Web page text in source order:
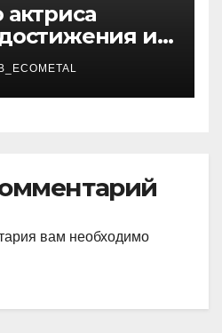
и
факты
вам необходимо